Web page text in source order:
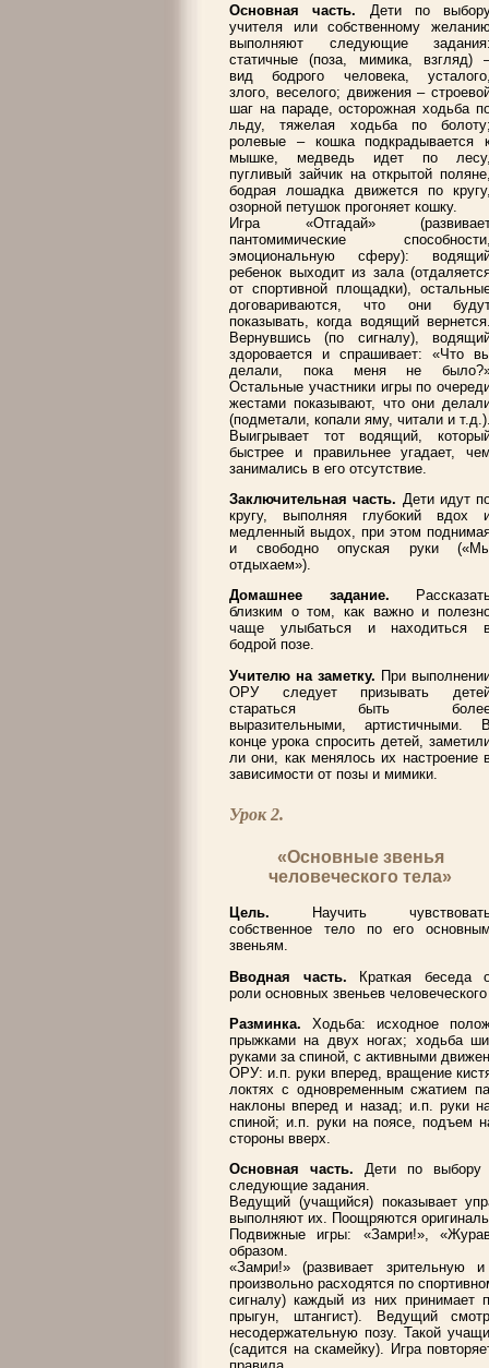
Основная часть. Дети по
учителя или собственному
выполняют следующие
статичные (поза, мимика, взгляд)
вид бодрого человека,
злого, веселого; движения –
шаг на параде, осторожная ходьба
льду, тяжелая ходьба по
ролевые – кошка подкрадывается
мышке, медведь идет по
пугливый зайчик на открытой
бодрая лошадка движется по
озорной петушок прогоняет кошку.
Игра «Отгадай»
пантомимические
эмоциональную сферу):
ребенок выходит из зала
от спортивной площадки),
договариваются, что они
показывать, когда водящий
Вернувшись (по сигналу),
здоровается и спрашивает: «Что
делали, пока меня не
Остальные участники игры по
жестами показывают, что они
(подметали, копали яму, читали и
Выигрывает тот водящий,
быстрее и правильнее угадает,
занимались в его отсутствие.
Заключительная часть. Дети идут
кругу, выполняя глубокий вдох
медленный выдох, при этом
и свободно опуская руки
отдыхаем»).
Домашнее задание.
близким о том, как важно и
чаще улыбаться и находиться
бодрой позе.
Учителю на заметку. При
ОРУ следует призывать
стараться быть
выразительными, артистичными.
конце урока спросить детей,
ли они, как менялось их настроение
зависимости от позы и мимики.
Урок 2.
«Основные звенья
человеческого тела»
Цель. Научить
собственное тело по его
звеньям.
Вводная часть. Краткая беседа
роли основных звеньев
Разминка. Ходьба: исходное
прыжками на двух ногах; ходьба
руками за спиной, с активными
ОРУ: и.п. руки вперед, вращение
локтях с одновременным сжатием
наклоны вперед и назад; и.п. руки
спиной; и.п. руки на поясе, подъем
стороны вверх.
Основная часть. Дети по выбору
следующие задания.
Ведущий (учащийся) показывает
выполняют их. Поощряются
Подвижные игры: «Замри!»,
образом.
«Замри!» (развивает зрительную
произвольно расходятся по
сигналу) каждый из них принимает
прыгун, штангист). Ведущий
несодержательную позу. Такой
(садится на скамейку). Игра